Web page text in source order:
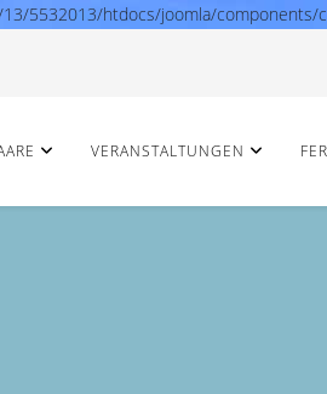
5532013/htdocs/joomla/components/
VERANSTALTUNGEN